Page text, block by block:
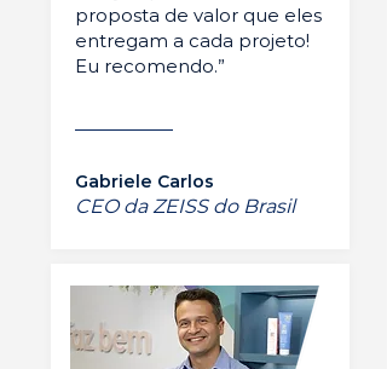
proposta de valor que eles
entregam a cada projeto!
Eu recomendo.”
Gabriele Carlos
CEO da ZEISS do Brasil